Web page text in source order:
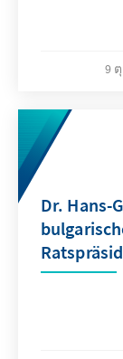
9
Dr. Hans-